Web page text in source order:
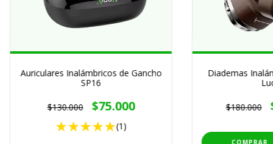
Auriculares Inalámbricos de Gancho
SP16
$130.000 $75.000
(1)
Diademas
$180.000